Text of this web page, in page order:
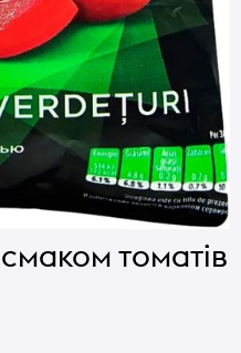
томатів